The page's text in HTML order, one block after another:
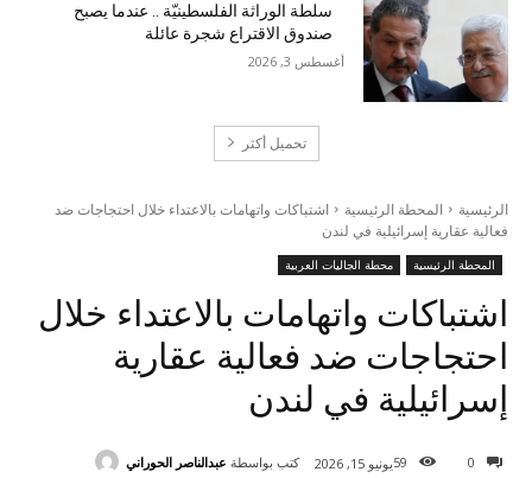
سلطة الوراثة الفلسطينيّة .. عندما يصبح
صندوق الاقتراع شجرة عائلة
أغسطس 3, 2026
تحميل أكثر
الرئيسية المحطة الرئيسية
اشتباكات واتهامات بالاعتداء خلال احتجاجات ضد
فعالية عقارية إسرائيلية في لندن
المحطة الرئيسية محطة الجاليات العربية
اشتباكات واتهامات بالاعتداء خلال
احتجاجات ضد فعالية عقارية
إسرائيلية في لندن
0
59يونيو 15, 2026 كتب بواسطة عبدالناصر الحوراني